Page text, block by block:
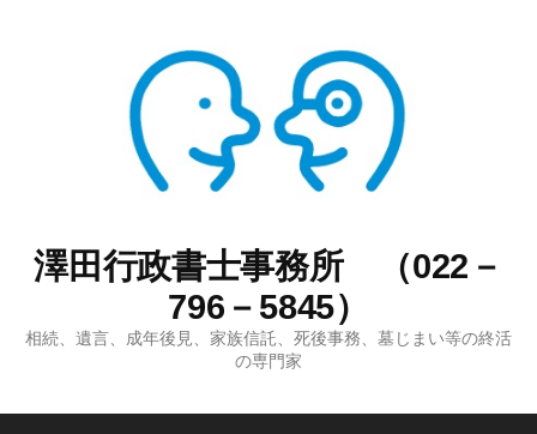
澤田行政書士事務所 （022－
796－5845）
相続、遺言、成年後見、家族信託、死後事務、墓じまい等の終活
の専門家